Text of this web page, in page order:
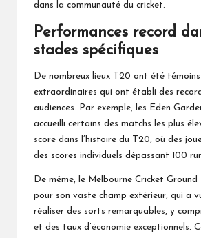
dans la communauté du cricket.
Performances record
stades spécifiques
De nombreux lieux T20 ont été
extraordinaires qui ont établi des
audiences. Par exemple, les Eden
accueilli certains des matchs les plus
score dans l’histoire du T20, où des
des scores individuels dépassant 100
De même, le Melbourne Cricket
pour son vaste champ extérieur, qui a
réaliser des sorts remarquables, y
et des taux d’économie exceptionnels.